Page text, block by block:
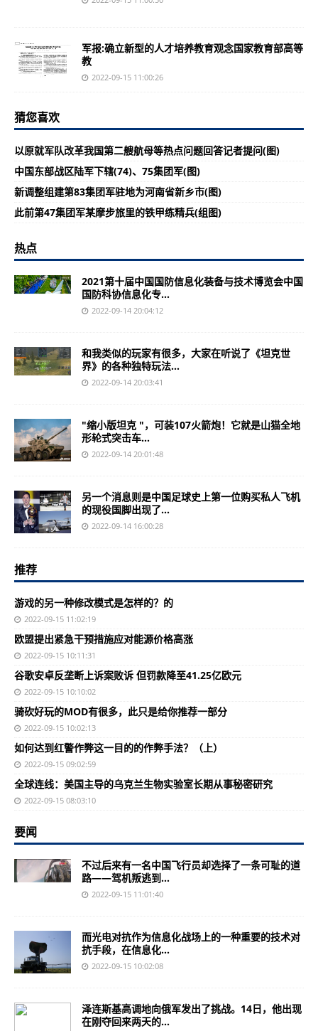
军报:确立新型的人才培养教育观念国家教育部高等
教
2022-09-15 11:00:26
猜您喜欢
以原就军队改革我国第二艘航母等热点问题回答记者提问(图)
中国东部战区陆军下辖(74)、75集团军(图)
新调整组建第83集团军驻地为河南省新乡市(图)
此前第47集团军某摩步旅里的铁甲练精兵(组图)
热点
2021第十届中国国防信息化装备与技术博览会中国
国防科协信息化专...
2022-09-14 20:04:12
和我类似的玩家有很多，大家在听说了《坦克世
界》的各种独特玩法...
2022-09-14 20:03:41
"缩小版坦克 "，可装107火箭炮！它就是山猫全地
形轮式突击车...
2022-09-14 20:01:48
另一个消息则是中国足球史上第一位购买私人飞机
的现役国脚出现了...
2022-09-14 16:00:28
推荐
游戏的另一种修改模式是怎样的？的
2022-09-15 11:02:19
欧盟提出紧急干预措施应对能源价格高涨
2022-09-15 10:11:31
谷歌安卓反垄断上诉案败诉 但罚款降至41.25亿欧元
2022-09-15 10:10:02
骑砍好玩的MOD有很多，此只是给你推荐一部分
2022-09-15 10:02:13
如何达到红警作弊这一目的的作弊手法？（上）
2022-09-15 09:02:59
全球连线：美国主导的乌克兰生物实验室长期从事秘密研究
2022-09-15 08:03:10
要闻
不过后来有一名中国飞行员却选择了一条可耻的道
路——驾机叛逃到...
2022-09-15 11:01:40
而光电对抗作为信息化战场上的一种重要的技术对
抗手段，在信息化...
2022-09-15 10:02:08
泽连斯基高调地向俄军发出了挑战。14日，他出现
在刚夺回来两天的...